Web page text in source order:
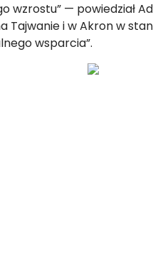
wzrostu” — powiedział
Tajwanie i w Akron w
wsparcia”.